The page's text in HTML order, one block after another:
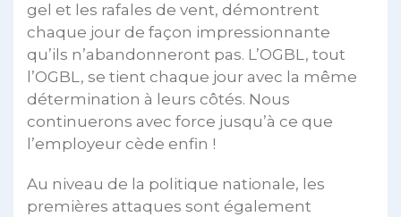
gel et les rafales de vent, démontrent
chaque jour de façon impressionnante
qu’ils n’abandonneront pas. L’OGBL, tout
l’OGBL, se tient chaque jour avec la même
détermination à leurs côtés. Nous
continuerons avec force jusqu’à ce que
l’employeur cède enfin !
Au niveau de la politique nationale, les
premières attaques sont également